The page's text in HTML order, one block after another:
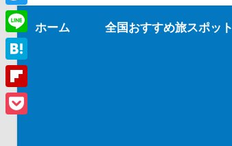
へ
ス
キ
ッ
プ
を
見
ホーム 全国おすすめ旅スポット
Twitter
Line
Hatena
Flipboard